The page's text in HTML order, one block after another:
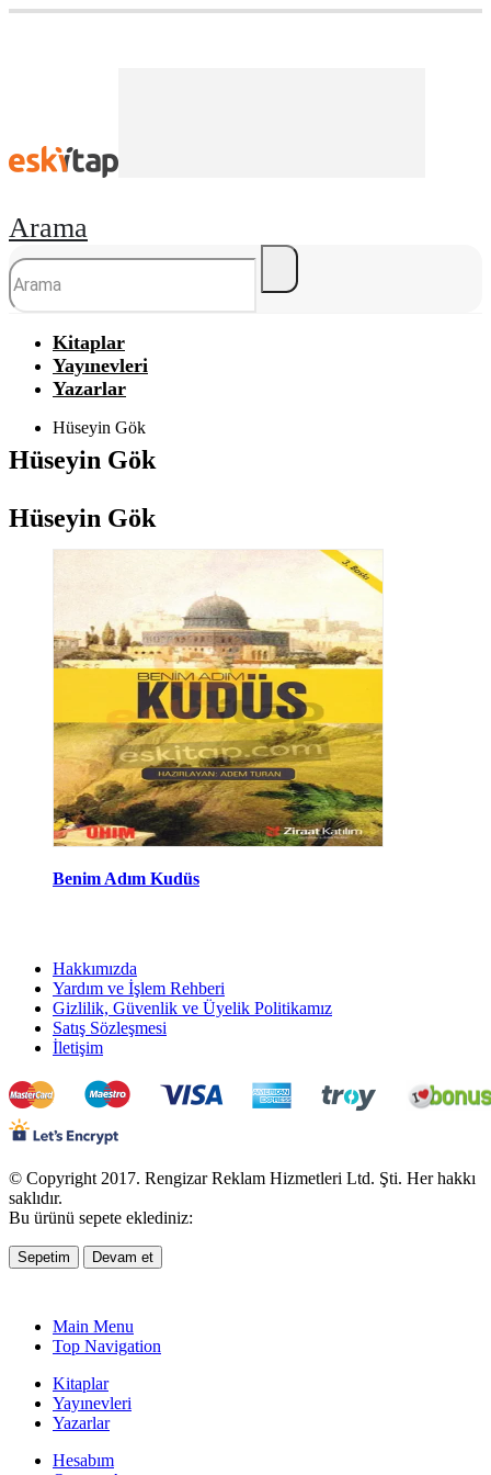
Arama
Kitaplar
Yayınevleri
Yazarlar
Hüseyin Gök
Hüseyin Gök
Hüseyin Gök
Benim Adım Kudüs
Hakkımızda
Yardım ve İşlem Rehberi
Gizlilik, Güvenlik ve Üyelik Politikamız
Satış Sözleşmesi
İletişim
© Copyright 2017. Rengizar Reklam Hizmetleri Ltd. Şti. Her hakkı
saklıdır.
Bu ürünü sepete eklediniz:
Sepetim Devam et
Main Menu
Top Navigation
Kitaplar
Yayınevleri
Yazarlar
Hesabım